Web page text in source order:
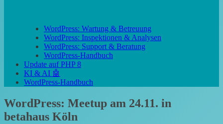
WordPress: Wartung & Betreuung
WordPress: Inspektionen & Analysen
WordPress: Support & Beratung
WordPress-Handbuch
Update auf PHP 8
KI & AI 🤖
WordPress-Handbuch
WordPress: Meetup am 24.11. in
betahaus Köln